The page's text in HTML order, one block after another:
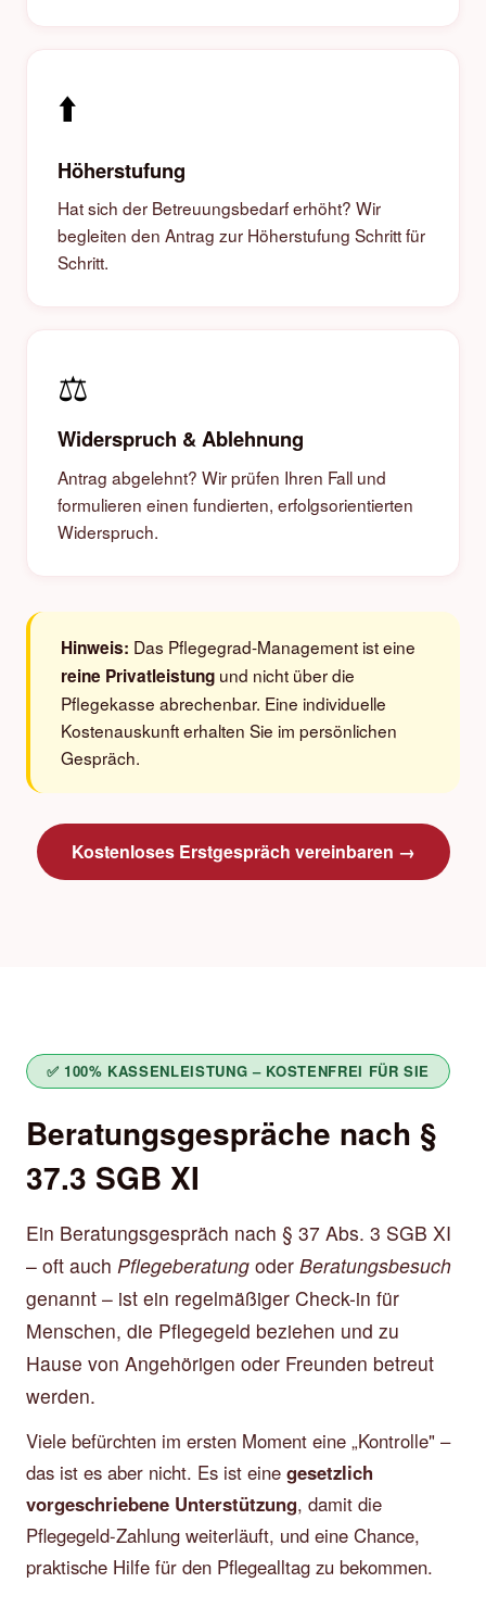
⬆️
Höherstufung
Hat sich der Betreuungsbedarf erhöht? Wir
begleiten den Antrag zur Höherstufung Schritt für
Schritt.
⚖️
Widerspruch & Ablehnung
Antrag abgelehnt? Wir prüfen Ihren Fall und
formulieren einen fundierten, erfolgsorientierten
Widerspruch.
Hinweis: Das Pflegegrad-Management ist eine
reine Privatleistung und nicht über die
Pflegekasse abrechenbar. Eine individuelle
Kostenauskunft erhalten Sie im persönlichen
Gespräch.
Kostenloses Erstgespräch vereinbaren →
✅ 100% KASSENLEISTUNG – KOSTENFREI FÜR SIE
Beratungsgespräche nach §
37.3 SGB XI
Ein Beratungsgespräch nach § 37 Abs. 3 SGB XI
– oft auch Pflegeberatung oder Beratungsbesuch
genannt – ist ein regelmäßiger Check-in für
Menschen, die Pflegegeld beziehen und zu
Hause von Angehörigen oder Freunden betreut
werden.
Viele befürchten im ersten Moment eine „Kontrolle" –
das ist es aber nicht. Es ist eine gesetzlich
vorgeschriebene Unterstützung, damit die
Pflegegeld-Zahlung weiterläuft, und eine Chance,
praktische Hilfe für den Pflegealltag zu bekommen.